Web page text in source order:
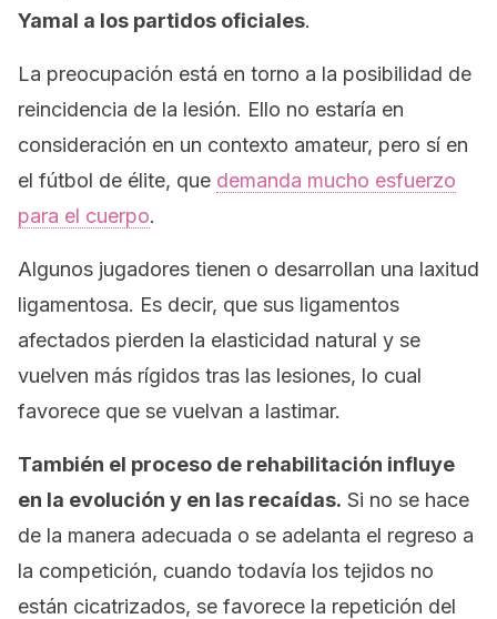
Yamal a los partidos oficiales.
La preocupación está en torno a la posibilidad de
reincidencia de la lesión. Ello no estaría en
consideración en un contexto amateur, pero sí en
el fútbol de élite, que demanda mucho esfuerzo
para el cuerpo.
Algunos jugadores tienen o desarrollan una laxitud
ligamentosa. Es decir, que sus ligamentos
afectados pierden la elasticidad natural y se
vuelven más rígidos tras las lesiones, lo cual
favorece que se vuelvan a lastimar.
También el proceso de rehabilitación influye
en la evolución y en las recaídas. Si no se hace
de la manera adecuada o se adelanta el regreso a
la competición, cuando todavía los tejidos no
están cicatrizados, se favorece la repetición del